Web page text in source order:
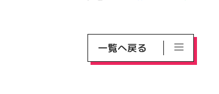
一覧へ戻る